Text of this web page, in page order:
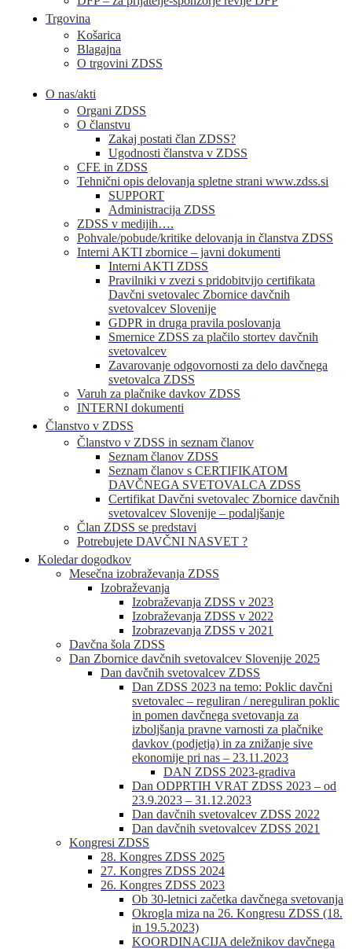
Trgovina
Košarica
Blagajna
O trgovini ZDSS
O nas/akti
Organi ZDSS
O članstvu
Zakaj postati član ZDSS?
Ugodnosti članstva v ZDSS
CFE in ZDSS
Tehnični opis delovanja spletne strani www.zdss.si
SUPPORT
Administracija ZDSS
ZDSS v medijih….
Pohvale/pobude/kritike delovanja in članstva ZDSS
Interni AKTI zbornice – javni dokumenti
Interni AKTI ZDSS
Pravilniki v zvezi s pridobitvijo certifikata
Davčni svetovalec Zbornice davčnih
svetovalcev Slovenije
GDPR in druga pravila poslovanja
Smernice ZDSS za plačilo stortev davčnih
svetovalcev
Zavarovanje odgovornosti za delo davčnega
svetovalca ZDSS
Varuh za plačnike davkov ZDSS
INTERNI dokumenti
Članstvo v ZDSS
Članstvo v ZDSS in seznam članov
Seznam članov ZDSS
Seznam članov s CERTIFIKATOM
DAVČNEGA SVETOVALCA ZDSS
Certifikat Davčni svetovalec Zbornice davčnih
svetovalcev Slovenije – podaljšanje
Član ZDSS se predstavi
Potrebujete DAVČNI NASVET ?
Koledar dogodkov
Mesečna izobraževanja ZDSS
Izobraževanja
Izobraževanja ZDSS v 2023
Izobraževanja ZDSS v 2022
Izobrazevanja ZDSS v 2021
Davčna šola ZDSS
Dan Zbornice davčnih svetovalcev Slovenije 2025
Dan davčnih svetovalcev ZDSS
Dan ZDSS 2023 na temo: Poklic davčni
svetovalec – reguliran / nereguliran poklic
in pomen davčnega svetovanja za
izboljšanja pravne varnosti za plačnike
davkov (podjetja) in za znižanje sive
ekonomije pri nas – 23.11.2023
DAN ZDSS 2023-gradiva
Dan ODPRTIH VRAT ZDSS 2023 – od
23.9.2023 – 31.12.2023
Dan davčnih svetovalcev ZDSS 2022
Dan davčnih svetovalcev ZDSS 2021
Kongresi ZDSS
28. Kongres ZDSS 2025
27. Kongres ZDSS 2024
26. Kongres ZDSS 2023
Ob 30-letnici začetka davčnega svetovanja
Okrogla miza na 26. Kongresu ZDSS (18.
in 19.5.2023)
KOORDINACIJA deležnikov davčnega